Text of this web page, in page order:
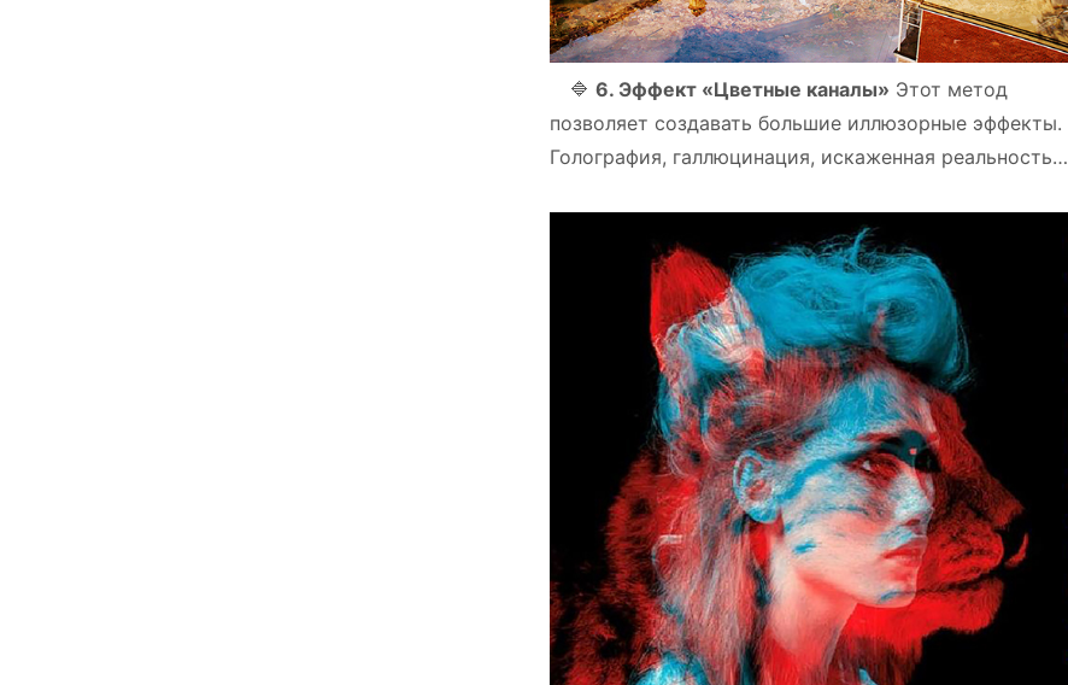
⠀ 🔷 6. Эффект «Цветные каналы» Этот метод
позволяет создавать большие иллюзорные эффекты.
Голография, галлюцинация, искаженная реальность…